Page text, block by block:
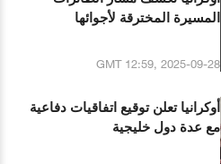
المسيرة المخترقة لأجوائها
GMT 12:59, 2025-09-28
أوكرانيا تعلن توقيع اتفاقيات دفاعية
مع عدة دول خليجية